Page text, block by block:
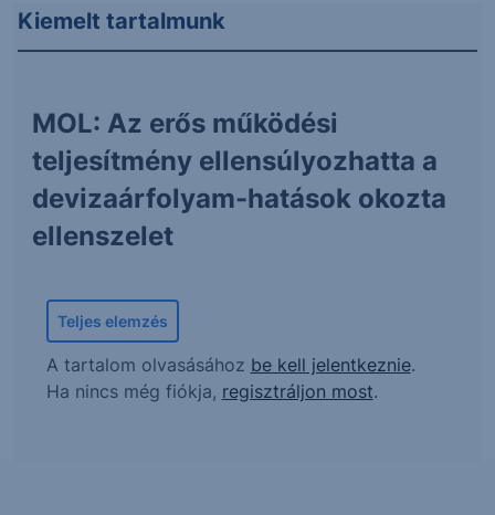
Kiemelt tartalmunk
MOL: Az erős működési
teljesítmény ellensúlyozhatta a
devizaárfolyam-hatások okozta
ellenszelet
Teljes elemzés
A tartalom olvasásához be kell jelentkeznie.
Ha nincs még fiókja, regisztráljon most.